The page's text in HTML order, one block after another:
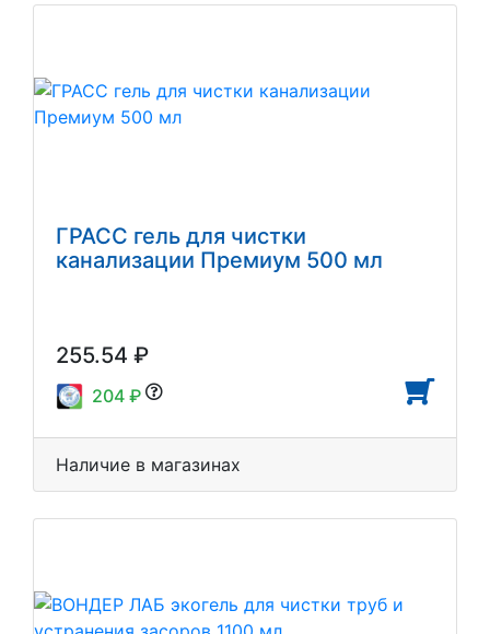
ГРАСС гель для чистки
канализации Премиум 500 мл
255.54 ₽
204 ₽
Наличие в магазинах